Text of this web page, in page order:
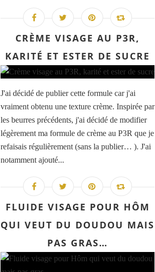
CRÈME VISAGE AU P3R,
KARITÉ ET ESTER DE SUCRE
J'ai décidé de publier cette formule car j'ai
vraiment obtenu une texture crème. Inspirée par
les beurres précédents, j'ai décidé de modifier
légèrement ma formule de crème au P3R que je
refaisais régulièrement (sans la publier… ). J'ai
notamment ajouté...
FLUIDE VISAGE POUR HÔM
QUI VEUT DU DOUDOU MAIS
PAS GRAS…